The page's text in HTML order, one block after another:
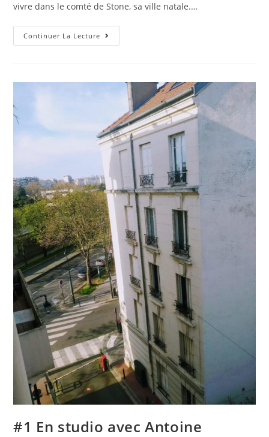
vivre dans le comté de Stone, sa ville natale.…
Continuer La Lecture
#1 En studio avec Antoine